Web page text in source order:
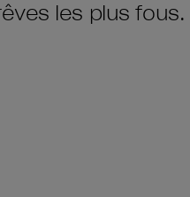
les plus fous.